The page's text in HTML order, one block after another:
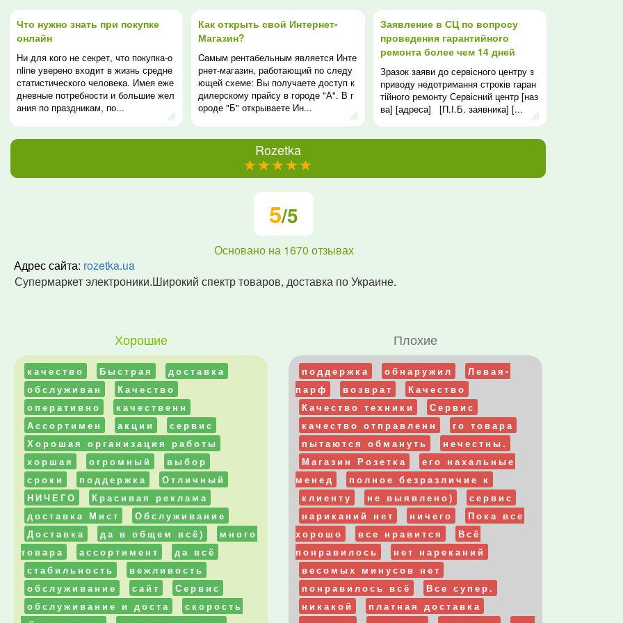
Что нужно знать при покупке
онлайн
Ни для кого не секрет, что покупка-o
nline уверено входит в жизнь средне
статистического человека. Имея еже
дневные потребности и большие жел
ания по праздникам, по...
Как открыть свой Интернет-
Магазин?
Cамым рентабельным является Инте
рнет-магазин, работающий по следу
ющей схеме: Вы получаете доступ к
дилерскому прайсу в городе "А". В г
ороде "Б" открываете Ин...
Заявление в СЦ по вопросу
проведения гарантийного
ремонта более чем 14 дней
Зразок заяви до сервісного центру з
приводу недотримання строків гаран
тійного ремонту Сервісний центр [наз
ва] [адреса] [П.І.Б. заявника] [...
Rozetka
(*)(*) (*) (*) (*)
5/5
Основано на 1670 отзывах
Адрес сайта: rozetka.ua
Супермаркет электроники.Широкий спектр товаров, доставка по Украине.
Хорошие
качество Быстрая
доставка
обслуживан
Качество
оперативно
качественн
Ассортимен
акции
сервис
Хорошая организация работы
хоршая
огромный
выбор
сроки
поддержка
Отличный
НИЧЕГО
Красивая реклама
доставка Мист
Обслуживание
Доставка
да в общем всё)
много
товара
ассортимент
да всё
стабильность
вежливость
обслуживание
сайт
Сервис
обслуживание и доста
скорость
Плохие
поддержка обнаружил
Левая-
парф
возврат
Качество
Качество техники
Сервис
качество отправленн
го товара
пытаются обмануть
нечестны.
Магазин Розетка
его нахальные
менед
полное безразличие к
клиенту
не выявлено)
сервис
нариканий нет
ничего
Пока все
хорошо
все нравится
Всё
понравилось
нет нареканий
весомых минусов нет
понравилось всё
Все супер.
никакой
платная доставка